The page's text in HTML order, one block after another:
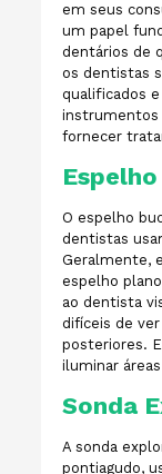
em seus
um papel
dentários de
os dentistas
qualificados
instrumentos
fornecer
O espelho
dentistas
Geralmente,
espelho
ao dentista
difíceis de
posteriores.
iluminar
Sonda
A sonda
pontiagudo,